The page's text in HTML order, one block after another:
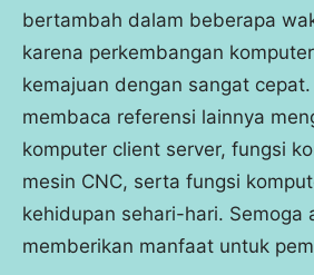
bertambah dalam beberapa
karena perkembangan
kemajuan dengan sangat
membaca referensi lainnya
komputer client server, fungsi
mesin CNC, serta fungsi
kehidupan sehari-hari. Semoga
memberikan manfaat untuk